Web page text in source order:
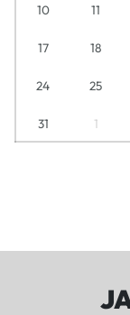
10 11
17 18
24 25
31 1